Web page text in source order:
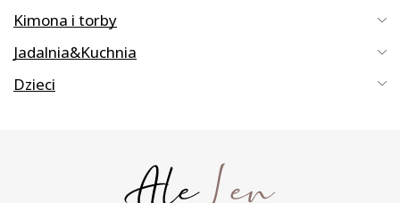
Kimona i torby
Jadalnia&Kuchnia
Dzieci